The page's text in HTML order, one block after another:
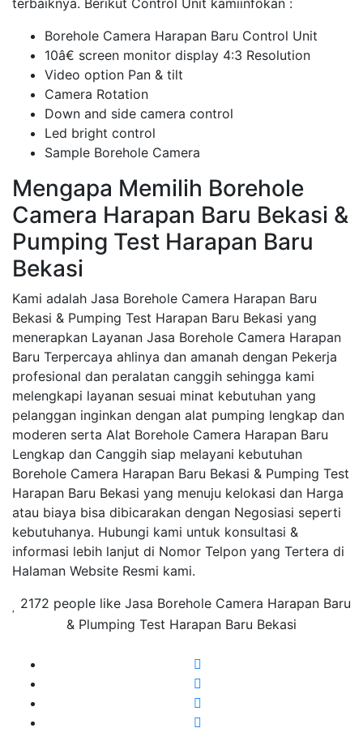
terbaiknya. Berikut Control Unit kamiinfokan :
Borehole Camera Harapan Baru Control Unit
10â€ screen monitor display 4:3 Resolution
Video option Pan & tilt
Camera Rotation
Down and side camera control
Led bright control
Sample Borehole Camera
Mengapa Memilih Borehole
Camera Harapan Baru Bekasi &
Pumping Test Harapan Baru
Bekasi
Kami adalah Jasa Borehole Camera Harapan Baru
Bekasi & Pumping Test Harapan Baru Bekasi yang
menerapkan Layanan Jasa Borehole Camera Harapan
Baru Terpercaya ahlinya dan amanah dengan Pekerja
profesional dan peralatan canggih sehingga kami
melengkapi layanan sesuai minat kebutuhan yang
pelanggan inginkan dengan alat pumping lengkap dan
moderen serta Alat Borehole Camera Harapan Baru
Lengkap dan Canggih siap melayani kebutuhan
Borehole Camera Harapan Baru Bekasi & Pumping Test
Harapan Baru Bekasi yang menuju kelokasi dan Harga
atau biaya bisa dibicarakan dengan Negosiasi seperti
kebutuhanya. Hubungi kami untuk konsultasi &
informasi lebih lanjut di Nomor Telpon yang Tertera di
Halaman Website Resmi kami.
2172 people like Jasa Borehole Camera Harapan Baru
& Plumping Test Harapan Baru Bekasi